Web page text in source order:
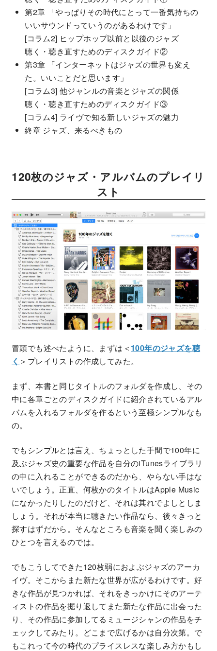
第2章 「やっぱりその時代にとって一番気持ちの
いいサウンドっていうのがあるわけです」
[コラム2] ヒップホップ以前と以後のジャズ
聴く・聴き直すためのディスクガイド②
第3章 「インターネットはジャズの世界も変え
た。いいことだと思います」
[コラム3] 他ジャンルの音楽とジャズの関係
聴く・聴き直すためのディスクガイド③
[コラム4] ライヴで知る新しいジャズの魅力
終章 ジャズ、来るべきもの
120枚のジャズ・アルバムのプレイリ
スト
冒頭でも述べたように、まずは＜ 100年のジャズを聴
く ＞プレイリストの作成してみた。
まず、本書と同じタイトルのフォルダを作成し、その
中に各章ごとのディスクガイドに紹介されているアル
バムを入れるフォルダを作るという至極シンプルなも
の。
でもシンプルとは言え、ちょっとした手間で100年に
及ぶジャズ史の重要な作品を自分のiTunesライブラリ
の中に入れることができるのだから、やらない手はな
いでしょう。正直、何枚かのタイトルはApple Music
になかったりしたのだけど、それは其れでよしとしま
しょう。それが本当に聴きたい作品なら、後々きっと
探すはずだから。そんなところも音楽を聞く楽しみの
ひとつを言えるのでは。
でもこうしてできた120枚弱におよぶジャズのアーカ
イヴ。そこからまた新たな世界が広がるわけです。好
きな作品が見つかれば、それをきっかけにそのアーテ
ィストの作品を掘り返してまた新たな作品に出会った
り、その作品に参加してるミュージシャンの作品をチ
ェックしてみたり。どこまで広げるかは自分次第。で
もこれって今の時代のプライスレスな楽しみ方かもし